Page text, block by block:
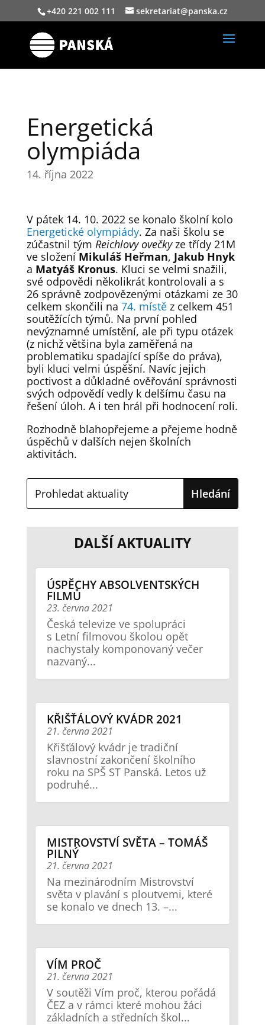
+420 221 002 111 sekretariat@panska.cz
Energetická
olympiáda
14. října 2022
V pátek 14. 10. 2022 se konalo školní kolo
Energetické olympiády. Za naši školu se
zúčastnil tým Reichlovy ovečkyze třídy 21M
ve složení Mikuláš Heřman, Jakub Hnyk
a Matyáš Kronus. Kluci se velmi snažili,
své odpovědi několikrát kontrolovali a s
26 správně zodpovězenými otázkami ze 30
celkem skončili na 74. místěz celkem 451
soutěžících týmů. Na první pohled
nevýznamné umístění, ale při typu otázek
(z nichž většina byla zaměřená na
problematiku spadající spíše do práva),
byli kluci velmi úspěšní. Navíc jejich
poctivost a důkladné ověřování správnosti
svých odpovědí vedly k delšímu času na
řešení úloh. A i ten hrál při hodnocení roli.
Rozhodně blahopřejeme a přejeme hodně
úspěchů v dalších nejen školních
aktivitách.
DALŠÍ AKTUALITY
ÚSPĚCHY ABSOLVENTSKÝCH
FILMŮ
23. června 2021
Česká televize ve spolupráci
s Letní filmovou školou opět
nachystaly komponovaný večer
nazvaný...
KŘIŠŤÁLOVÝ KVÁDR 2021
21. června 2021
Křišťálový kvádr je tradiční
slavnostní zakončení školního
roku na SPŠ ST Panská. Letos už
podruhé...
MISTROVSTVÍ SVĚTA – TOMÁŠ
PILNÝ
21. června 2021
Na mezinárodním Mistrovství
světa v plavání s ploutvemi, které
se konalo ve dnech 13. –...
VÍM PROČ
21. června 2021
V soutěži Vím proč, kterou pořádá
ČEZ a v rámci které mohou žáci
základních a středních škol...